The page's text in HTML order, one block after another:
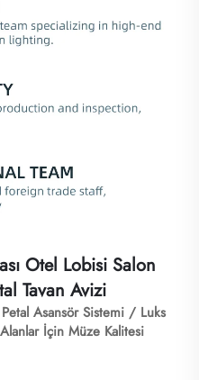
Otel Lobisi Salon
Tavan Avizi
Asansör Sistemi / Luks
İçin Müze Kalitesi